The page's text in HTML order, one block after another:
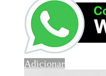
Adicionar